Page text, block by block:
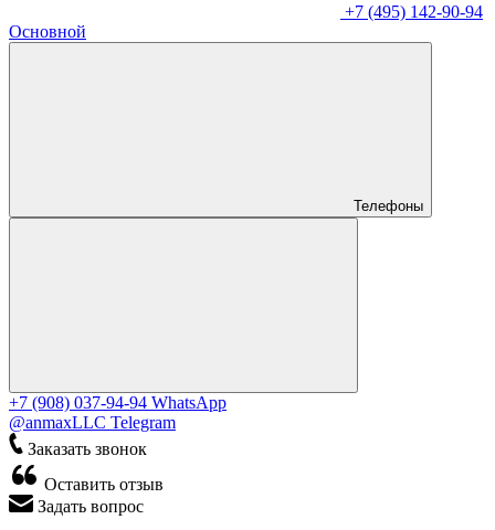
+7 (495) 142-90-94
Основной
Телефоны
+7 (908) 037-94-94 WhatsApp
@anmaxLLC Telegram
Заказать звонок
Оставить отзыв
Задать вопрос